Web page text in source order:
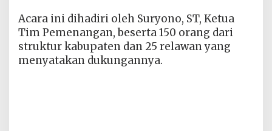
Acara ini dihadiri oleh Suryono, ST, Ketua
Tim Pemenangan, beserta 150 orang dari
struktur kabupaten dan 25 relawan yang
menyatakan dukungannya.